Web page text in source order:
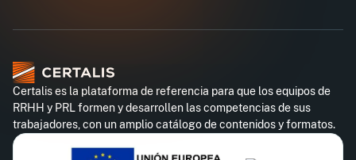
Certalis es la plataforma de referencia para que los equipos de
RRHH y PRL formen y desarrollen las competencias de sus
trabajadores, con un amplio catálogo de contenidos y formatos.